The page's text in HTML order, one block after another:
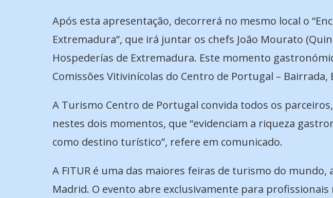
Após esta apresentação, decorrerá no mesmo local o
Extremadura”, que irá juntar os chefs João Mourato
Hospederías de Extremadura. Este momento
Comissões Vitivinícolas do Centro de Portugal –
A Turismo Centro de Portugal convida todos os
nestes dois momentos, que “evidenciam a riqueza
como destino turístico”, refere em comunicado.
A FITUR é uma das maiores feiras de turismo do
Madrid. O evento abre exclusivamente para